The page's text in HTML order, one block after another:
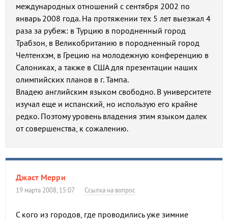
международных отношений с сентября 2002 по
январь 2008 года. На протяжении тех 5 лет выезжал 4
раза за рубеж: в Турцию в породненный город
Трабзон, в Великобританию в породненный город
Челтенхэм, в Грецию на молодежную конференцию в
Салониках, а также в США для презентации наших
олимпийских планов в г. Тампа.
Владею английским языком свободно. В университете
изучал еще и испанский, но использую его крайне
редко. Поэтому уровень владения этим языком далек
от совершенства, к сожалению.
Джаст Мерри
19 марта 2008, 15:07 Ссылка на вопрос
С кого из городов, где проводились уже зимние